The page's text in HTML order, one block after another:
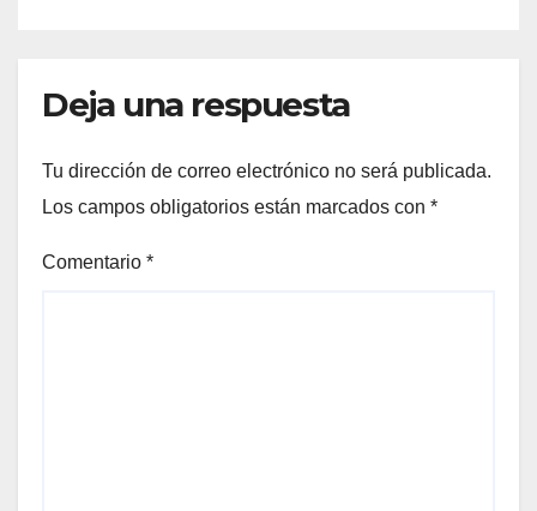
Deja una respuesta
Tu dirección de correo electrónico no será publicada.
Los campos obligatorios están marcados con *
Comentario *